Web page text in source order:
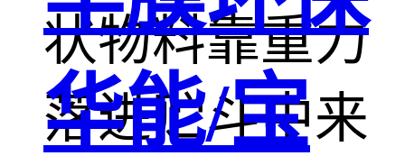
状物料靠重力
落进贮斗中来
华能/宝